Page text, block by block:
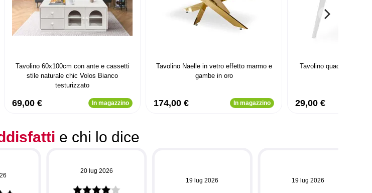
Tavolino 60x100cm con ante e cassetti
stile naturale chic Volos Bianco
testurizzato
69,00 € In magazzino
Tavolino Naelle in vetro effetto marmo e
gambe in oro
174,00 € In magazzino
Tavolino quadrato 40cm
29,00 €
e chi lo dice
20 lug 2026
19 lug 2026 19 lug 2026